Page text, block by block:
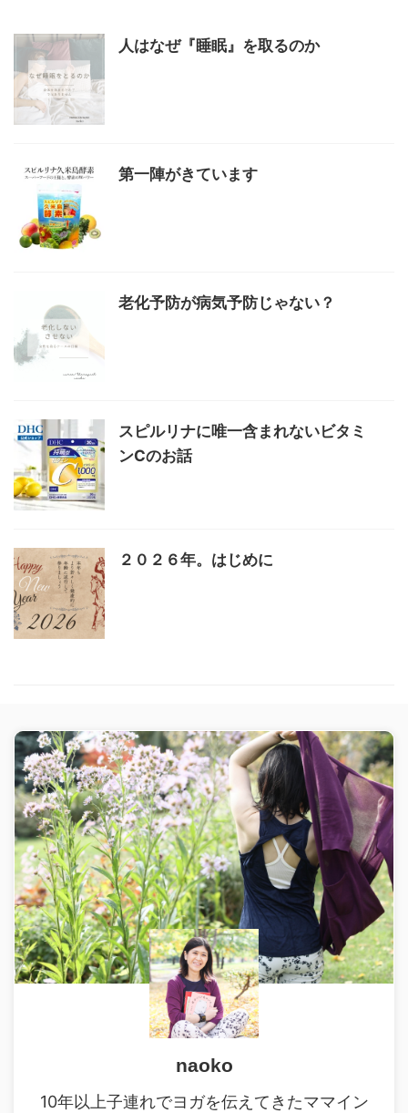
人はなぜ『睡眠』を取るのか
第一陣がきています
老化予防が病気予防じゃない？
スピルリナに唯一含まれないビタミ
ンCのお話
２０２６年。はじめに
naoko
10年以上子連れでヨガを伝えてきたママイン